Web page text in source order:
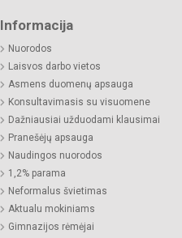
Informacija
Nuorodos
Laisvos darbo vietos
Asmens duomenų apsauga
Konsultavimasis su visuomene
Dažniausiai užduodami klausimai
Pranešėjų apsauga
Naudingos nuorodos
1,2% parama
Neformalus švietimas
Aktualu mokiniams
Gimnazijos rėmėjai